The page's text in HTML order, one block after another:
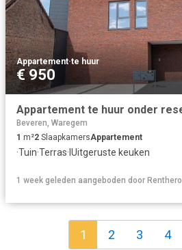
Appartement·te huur
€ 950
Beveren, Waregem
1 m²2 SlaapkamersAppartement
·Tuin·Terras· IUitgeruste keuken
1 week geleden aangeboden door Renthero
1 2 3 4